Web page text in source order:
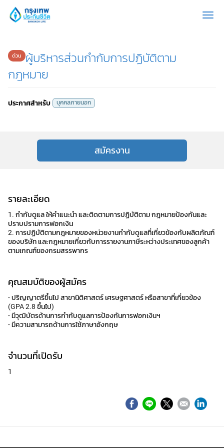
ผู้บริหารส่วนกำกับการปฏิบัติตาม
กฎหมาย
ประกาศสำหรับ บุคคลภายนอก
สมัครงาน
รายละเอียด
1. กำกับดูแล ให้คำแนะนำ และติดตามการปฏิบัติตาม กฎหมายป้องกันและ
ปราบปรามการฟอกเงิน
2. การปฏิบัติตามกฎหมายของหน่วยงานกำกับดูแลที่เกี่ยวข้องกับผลิตภัณฑ์
ของบริษัท และกฎหมายเกี่ยวกับการรายงานภาษีระหว่างประเทศของลูกค้า
ตามเกณฑ์ของกรมสรรพากร
คุณสมบัติของผู้สมัคร
- ปริญญาตรีขึ้นไป สาขานิติศาสตร์ เศรษฐศาสตร์ หรือสาขาที่เกี่ยวข้อง
(GPA 2.8 ขึ้นไป)
- มีวุฒิบัตรด้านการกำกับดูแลการป้องกันการฟอกเงินฯ
- มีความสามารถด้านการใช้ภาษาอังกฤษ
จำนวนที่เปิดรับ
1